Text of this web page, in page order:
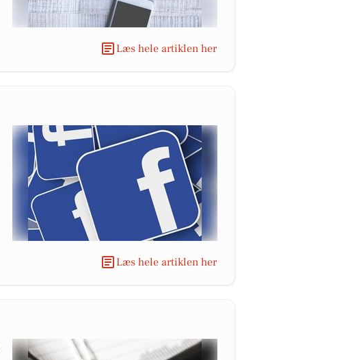
Læs hele artiklen her
Læs hele artiklen her